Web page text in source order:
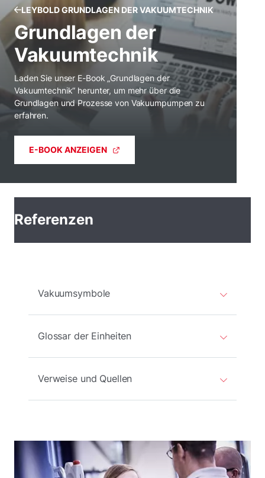
LEYBOLD GRUNDLAGEN DER VAKUUMTECHNIK
Grundlagen der
Vakuumtechnik
Laden Sie unser E-Book „Grundlagen der
Vakuumtechnik“ herunter, um mehr über die
Grundlagen und Prozesse von Vakuumpumpen zu
erfahren.
E-BOOK ANZEIGEN
Referenzen
Vakuumsymbole
Glossar der Einheiten
Verweise und Quellen